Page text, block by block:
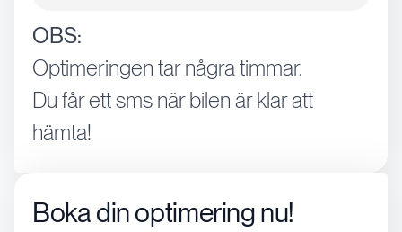
OBS:
Optimeringen tar några timmar.
Du får ett sms när bilen är klar att
hämta!
Boka din optimering nu!